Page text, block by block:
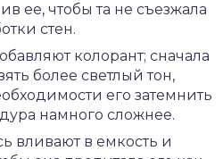
ее, чтобы та не съезжала
стен.
колорант; сначала
более светлый тон,
его затемнить
намного сложнее.
вливают в емкость и